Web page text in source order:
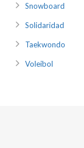
Snowboard
Solidaridad
Taekwondo
Voleibol